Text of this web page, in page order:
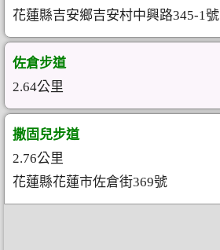
花蓮縣吉安鄉吉安村中興路345-1號
佐倉步道
2.64公里
撒固兒步道
2.76公里
花蓮縣花蓮市佐倉街369號